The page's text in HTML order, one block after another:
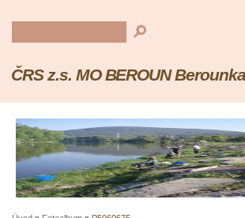
ČRS z.s. MO BEROUN